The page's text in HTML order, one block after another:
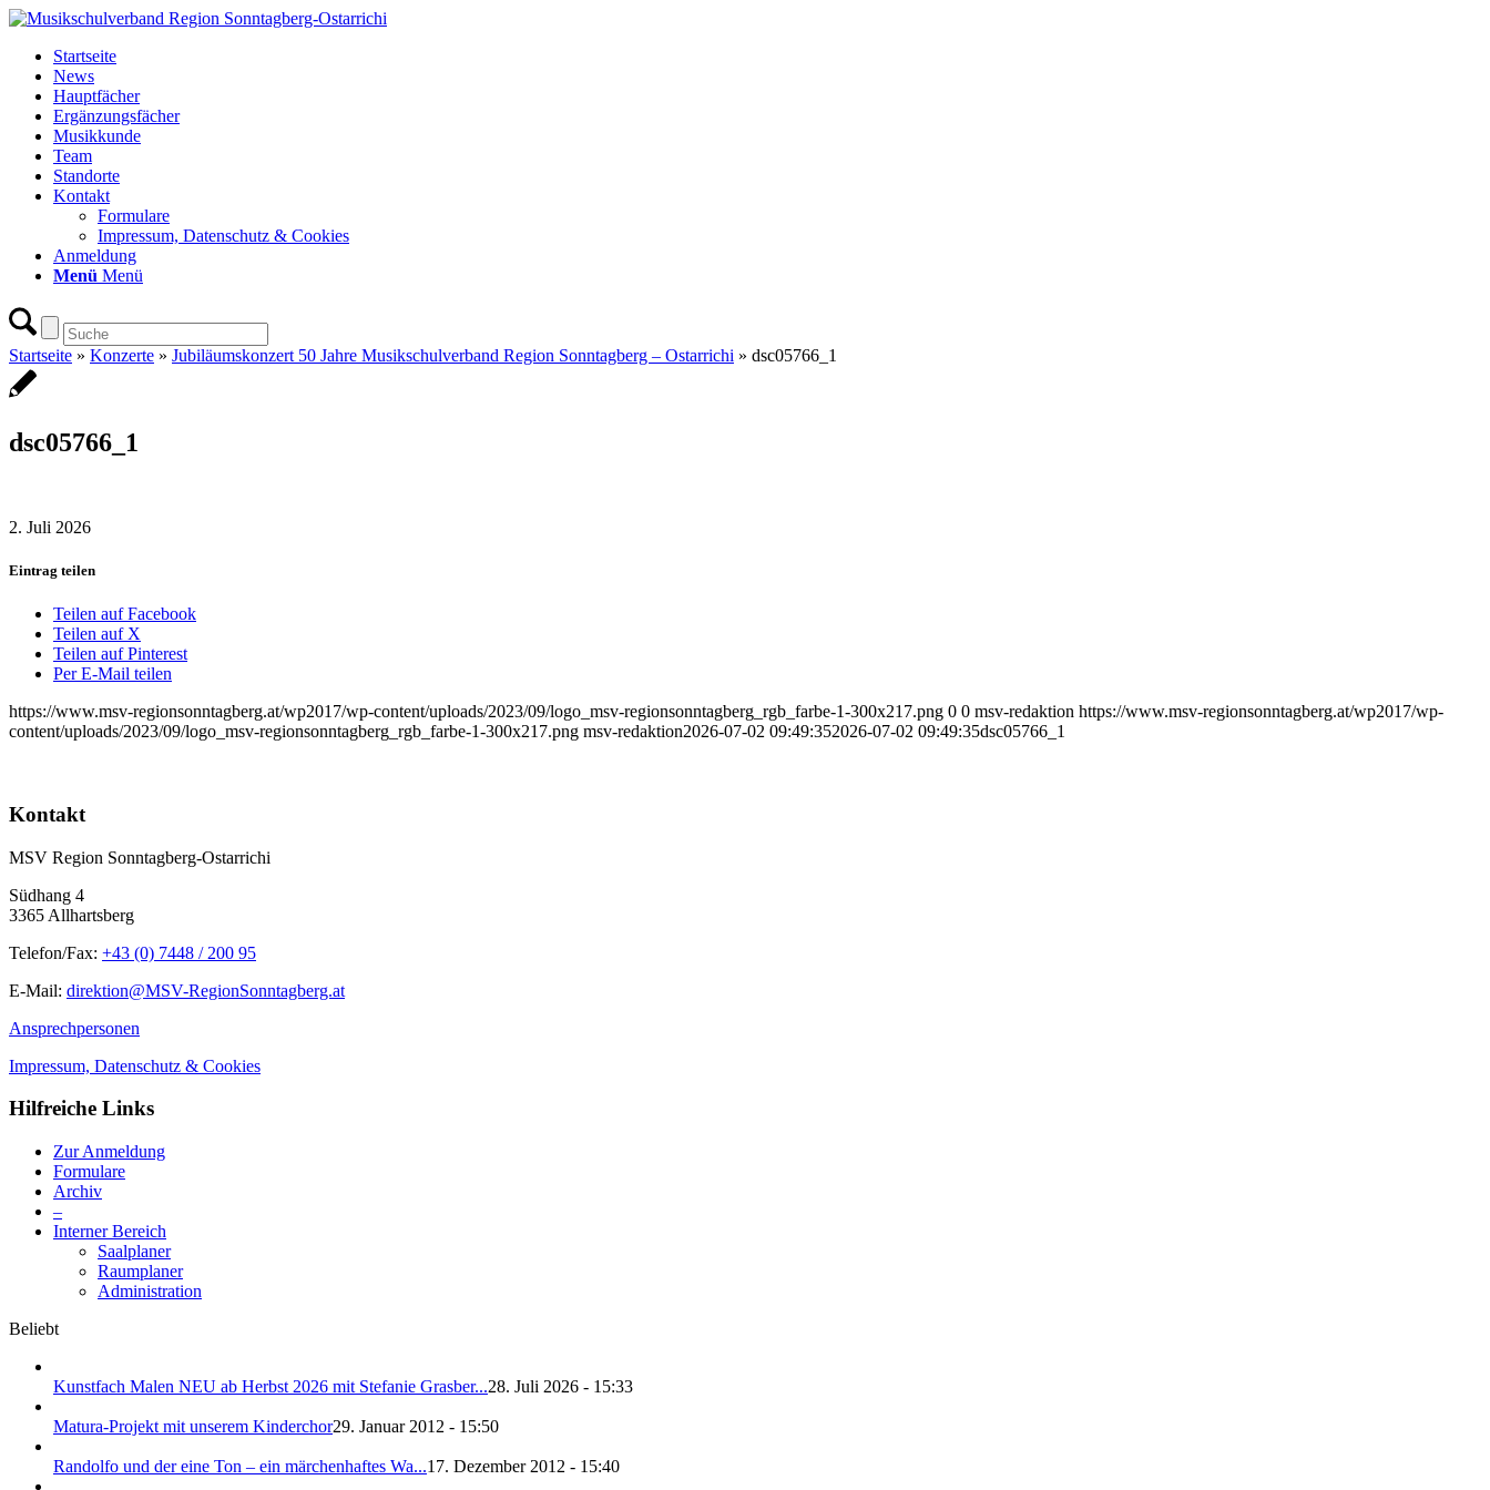
Startseite
News
Hauptfächer
Ergänzungsfächer
Musikkunde
Team
Standorte
Kontakt
Formulare
Impressum, Datenschutz & Cookies
Anmeldung
Menü Menü
Startseite » Konzerte » Jubiläumskonzert 50 Jahre Musikschulverband Region Sonntagberg – Ostarrichi » dsc05766_1
dsc05766_1
2. Juli 2026
Eintrag teilen
Teilen auf Facebook
Teilen auf X
Teilen auf Pinterest
Per E-Mail teilen
https://www.msv-regionsonntagberg.at/wp2017/wp-content/uploads/2023/09/logo_msv-regionsonntagberg_rgb_farbe-1-300x217.png 0 0 msv-redaktion https://www.msv-regionsonntagberg.at/wp2017/wp-
content/uploads/2023/09/logo_msv-regionsonntagberg_rgb_farbe-1-300x217.png msv-redaktion2026-07-02 09:49:352026-07-02 09:49:35dsc05766_1
Kontakt
MSV Region Sonntagberg-Ostarrichi
Südhang 4
3365 Allhartsberg
Telefon/Fax: +43 (0) 7448 / 200 95
E-Mail: direktion@MSV-RegionSonntagberg.at
Ansprechpersonen
Impressum, Datenschutz & Cookies
Hilfreiche Links
Zur Anmeldung
Formulare
Archiv
–
Interner Bereich
Saalplaner
Raumplaner
Administration
Beliebt
Kunstfach Malen NEU ab Herbst 2026 mit Stefanie Grasber...28. Juli 2026 - 15:33
Matura-Projekt mit unserem Kinderchor29. Januar 2012 - 15:50
Randolfo und der eine Ton – ein märchenhaftes Wa...17. Dezember 2012 - 15:40